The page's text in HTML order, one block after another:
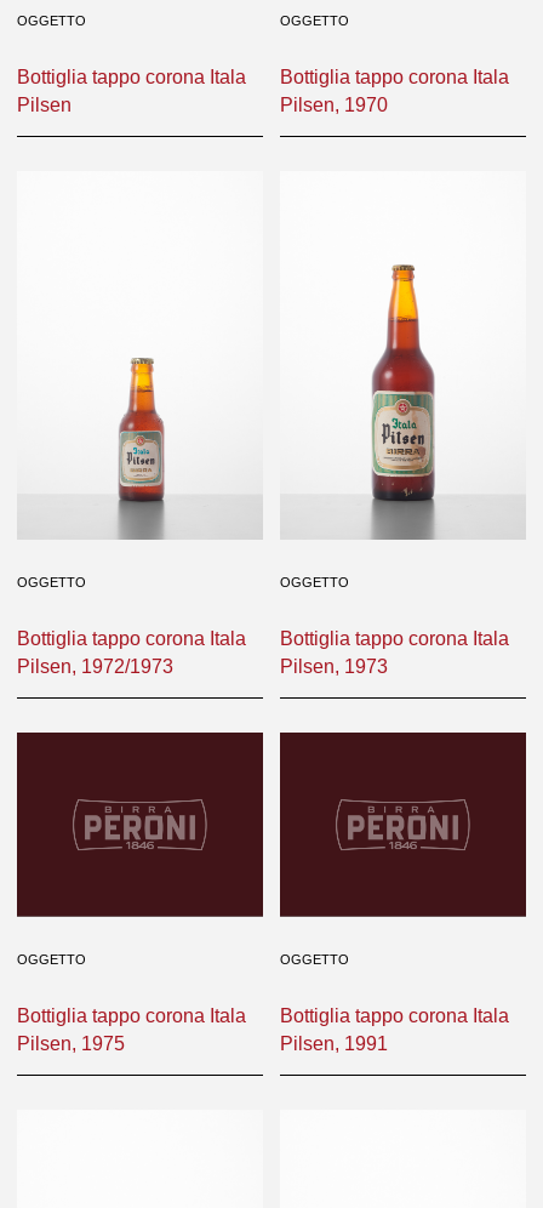
OGGETTO
Bottiglia tappo corona Itala
Pilsen
OGGETTO
Bottiglia tappo corona Itala
Pilsen, 1970
OGGETTO
Bottiglia tappo corona Itala
Pilsen, 1972/1973
OGGETTO
Bottiglia tappo corona Itala
Pilsen, 1973